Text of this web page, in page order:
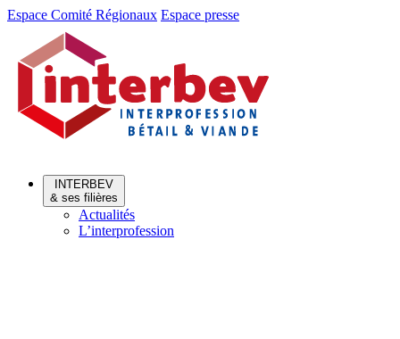
Aller
Aller
contenu
Espace Comité Régionaux Espace presse
INTERBEV
& ses filières
Actualités
L’interprofession